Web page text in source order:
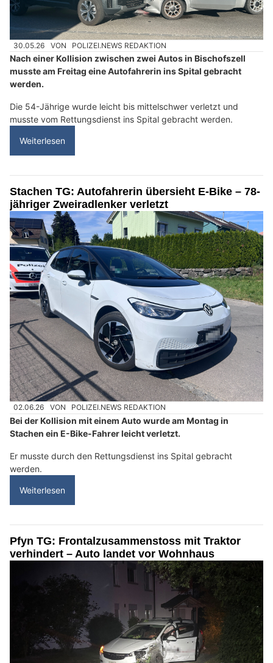
30.05.26 VON POLIZEI.NEWS REDAKTION
Nach einer Kollision zwischen zwei Autos in Bischofszell
musste am Freitag eine Autofahrerin ins Spital gebracht
werden.
Die 54-Jährige wurde leicht bis mittelschwer verletzt und
musste vom Rettungsdienst ins Spital gebracht werden.
Weiterlesen
Stachen TG: Autofahrerin übersieht E-Bike – 78-
jähriger Zweiradlenker verletzt
02.06.26 VON POLIZEI.NEWS REDAKTION
Bei der Kollision mit einem Auto wurde am Montag in
Stachen ein E-Bike-Fahrer leicht verletzt.
Er musste durch den Rettungsdienst ins Spital gebracht
werden.
Weiterlesen
Pfyn TG: Frontalzusammenstoss mit Traktor
verhindert – Auto landet vor Wohnhaus